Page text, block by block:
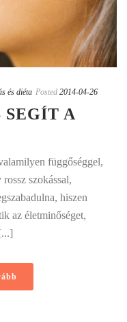
és diéta Posted 2014-04-26
SEGÍT A
függőséggel,
szokással,
hiszen
az életminőséget,